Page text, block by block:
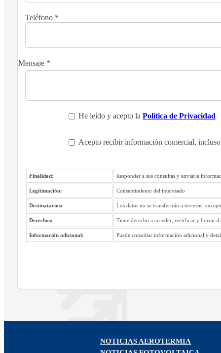
Teléfono *
Mensaje *
He leído y acepto la Política de Privacidad
Acepto recibir información comercial,
Finalidad: Responder a sus consultas y enviarle
Legitimación: Consentimiento del interesado
Destinatarios: Los datos no se transferirán a terceros,
Derechos: Tiene derecho a acceder, rectificar y borrar
Información adicional: Puede consultar información adicional y
NOTICIAS AEROTERMIA